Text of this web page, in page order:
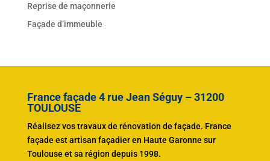
Reprise de maçonnerie
Façade d’immeuble
France façade 4 rue Jean Séguy – 31200
TOULOUSE
Réalisez vos travaux de rénovation de façade. France
façade est artisan façadier en Haute Garonne sur
Toulouse et sa région depuis 1998.